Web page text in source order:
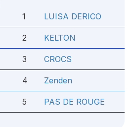
1 LUISA DERICO
2 KELTON
3 CROCS
4 Zenden
5 PAS DE ROUGE